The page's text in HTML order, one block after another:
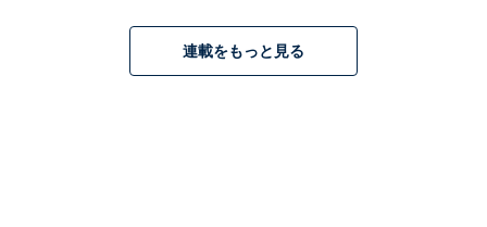
連載をもっと見る